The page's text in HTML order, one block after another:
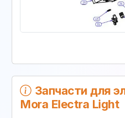
Запчасти для
Mora Electra Light